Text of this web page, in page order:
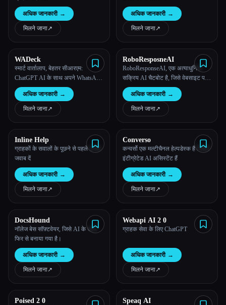
अधिक जानकारी →
मिलने जाना↗︎
अधिक जानकारी →
मिलने जाना↗︎
WADeck
स्मार्ट वार्तालाप, बेहतर सीआरएम:
ChatGPT AI के साथ अपने WhatsApp
बिज़नेस संचार को बेहतर बनाएं
अधिक जानकारी →
मिलने जाना↗︎
RoboResposneAI
RoboResponseAI, एक अत्याधुनिक
सक्रिय AI चैटबोट है, जिसे वेबसाइट पर
आने वाले लोगों के साथ तुम्हारे इंटरैक्ट
करने के तरीके को बदलने के लिए डिज़ाइन
किया गया है।
अधिक जानकारी →
मिलने जाना↗︎
Inline Help
ग्राहकों के सवालों के पूछने से पहले उनके
जवाब दें
अधिक जानकारी →
मिलने जाना↗︎
Converso
कन्वर्सो एक मल्टीचैनल हेल्पडेस्क है जिसमें
इंटीग्रेटेड AI असिस्टेंट हैं
अधिक जानकारी →
मिलने जाना↗︎
DocsHound
नॉलेज बेस सॉफ़्टवेयर, जिसे AI के साथ
फिर से बनाया गया है।
अधिक जानकारी →
मिलने जाना↗︎
Webapi AI 2 0
ग्राहक सेवा के लिए ChatGPT
अधिक जानकारी →
मिलने जाना↗︎
Poised 2 0 Speaq AI